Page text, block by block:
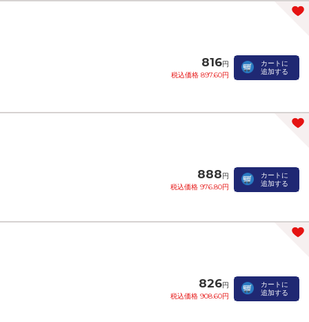
816円
税込価格 897.60円
カートに
追加する
888円
税込価格 976.80円
カートに
追加する
826円
税込価格 908.60円
カートに
追加する